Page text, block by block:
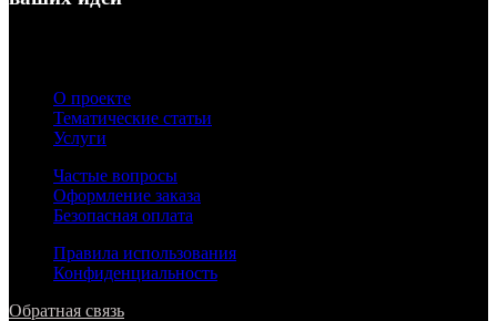
О проекте
Тематические статьи
Услуги
Частые вопросы
Оформление заказа
Безопасная оплата
Правила использования
Конфиденциальность
Обратная связь